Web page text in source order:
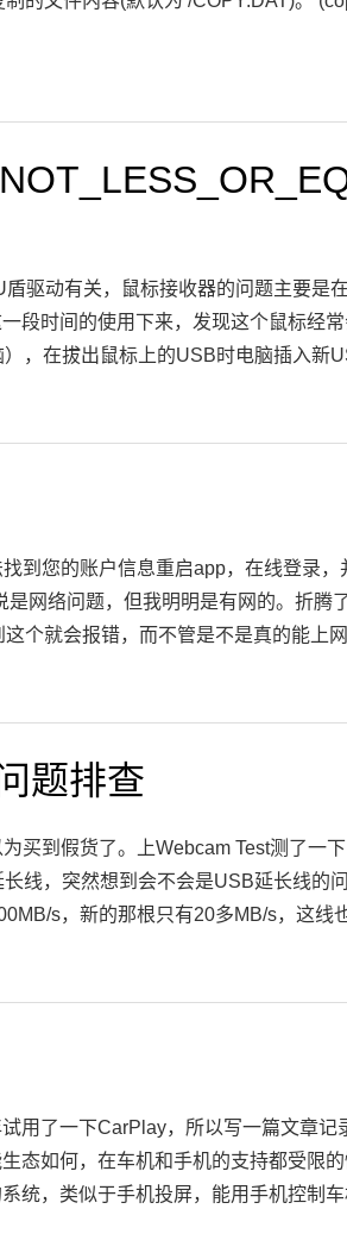
驱动有关，鼠标接收器的问题主要是
段时间的使用下来，发现这个鼠标经
，在拔出鼠标上的USB时电脑插入新
到您的账户信息重启app，在线登录，
网络问题，但我明明是有网的。折腾
个就会报错，而不管是不是真的能上
题排查
买到假货了。上Webcam Test测了一
线，突然想到会不会是USB延长线的
s，新的那根只有20多MB/s，这线
用了一下CarPlay，所以写一篇文章
态如何，在车机和手机的支持都受限
统，类似于手机投屏，能用手机控制